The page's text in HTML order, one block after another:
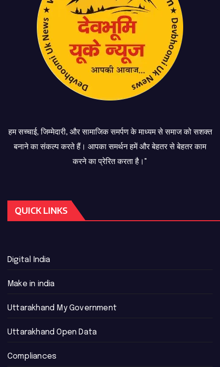
हम सच्चाई, जिम्मेदारी, और सामाजिक समर्पण के माध्यम से समाज को सशक्त
बनाने का संकल्प करते हैं। आपका समर्थन हमें और बेहतर से बेहतर काम
करने का प्रेरित करता है।"
QUICK LINKS
Digital India
Make in india
Uttarakhand My Government
Uttarakhand Open Data
Compliances